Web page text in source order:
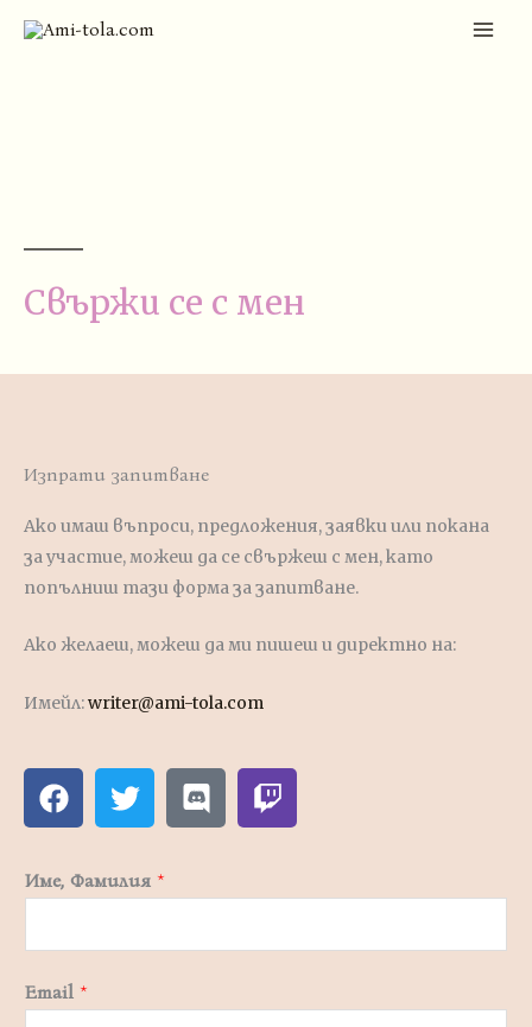
Skip
Свържи се с мен
Изпрати запитване
Ако имаш въпроси, предложения, заявки или покана
за участие, можеш да се свържеш с мен, като
попълниш тази форма за запитване.
Ако желаеш, можеш да ми пишеш и директно на:
Имейл:writer@ami-tola.com
F
a
e
b
o
k
T
w
t
t
r
D
i
o
d
T
w
c
Име, Фамилия *
Email *